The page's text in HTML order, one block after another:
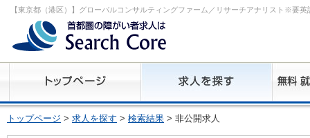
【東京都（港区）】グローバルコンサルティングファーム／リサーチアナリスト※要
トップページ > 求人を探す > 検索結果 > 非公開求人